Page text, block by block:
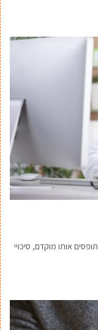
אותו מוקדם, סיכויי